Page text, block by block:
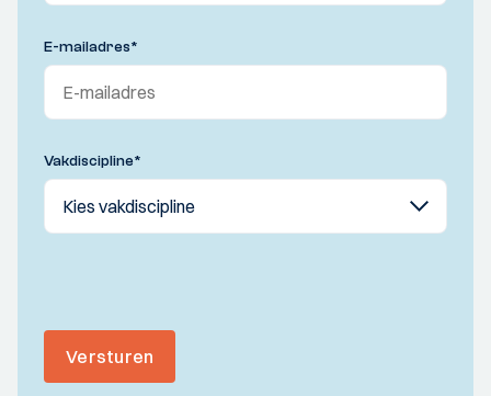
E-mailadres*
Vakdiscipline*
Versturen